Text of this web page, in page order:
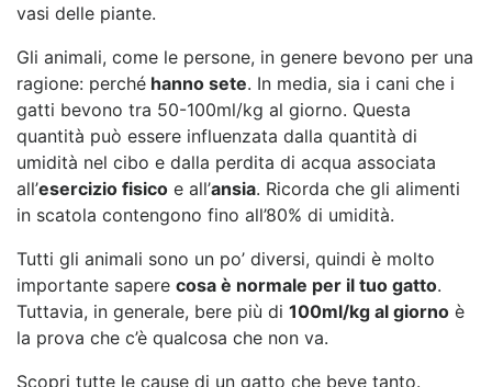
vasi delle piante.
Gli animali, come le persone, in genere bevono per una
ragione: perché hanno sete. In media, sia i cani che i
gatti bevono tra 50-100ml/kg al giorno. Questa
quantità può essere influenzata dalla quantità di
umidità nel cibo e dalla perdita di acqua associata
all’esercizio fisico e all’ansia. Ricorda che gli alimenti
in scatola contengono fino all’80% di umidità.
Tutti gli animali sono un po’ diversi, quindi è molto
importante sapere cosa è normale per il tuo gatto.
Tuttavia, in generale, bere più di 100ml/kg al giorno è
la prova che c’è qualcosa che non va.
Scopri tutte le cause di un gatto che beve tanto.